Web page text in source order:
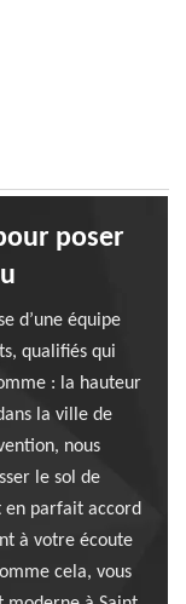
poser
d’une équipe
qualifiés qui
: la hauteur
la ville de
nous
le sol de
en parfait accord
à votre écoute
cela, vous